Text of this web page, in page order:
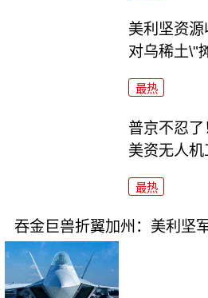
美利坚资
对乌稀土\"
最热
普京不忍
美资无人机
最热
吞金巨兽折翼加州：美利坚